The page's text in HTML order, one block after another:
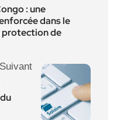
: une
dans le
protection de